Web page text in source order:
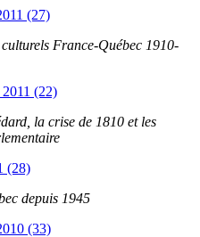
(27)
culturels France-Québec 1910-
(22)
la crise de 1810 et les
(28)
depuis 1945
(33)